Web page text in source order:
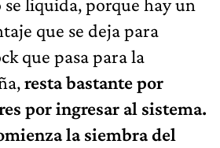
liquida, porque hay un
que se deja para
que pasa para la
resta bastante por
por ingresar al sistema.
la siembra del